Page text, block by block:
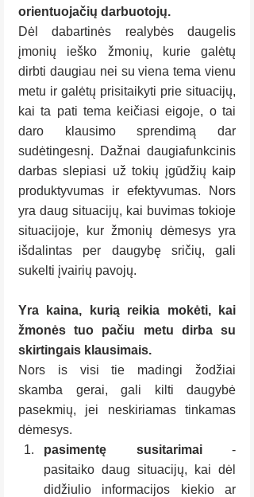
orientuojačių darbuotojų.
Dėl dabartinės realybės daugelis
įmonių ieško žmonių, kurie galėtų
dirbti daugiau nei su viena tema vienu
metu ir galėtų prisitaikyti prie situacijų,
kai ta pati tema keičiasi eigoje, o tai
daro klausimo sprendimą dar
sudėtingesnį. Dažnai daugiafunkcinis
darbas slepiasi už tokių įgūdžių kaip
produktyvumas ir efektyvumas. Nors
yra daug situacijų, kai buvimas tokioje
situacijoje, kur žmonių dėmesys yra
išdalintas per daugybę sričių, gali
sukelti įvairių pavojų.
Yra kaina, kurią reikia mokėti, kai
žmonės tuo pačiu metu dirba su
skirtingais klausimais.
Nors is visi tie madingi žodžiai
skamba gerai, gali kilti daugybė
pasekmių, jei neskiriamas tinkamas
dėmesys.
pasimentę susitarimai -
pasitaiko daug situacijų, kai dėl
didžiulio informacijos kiekio ar